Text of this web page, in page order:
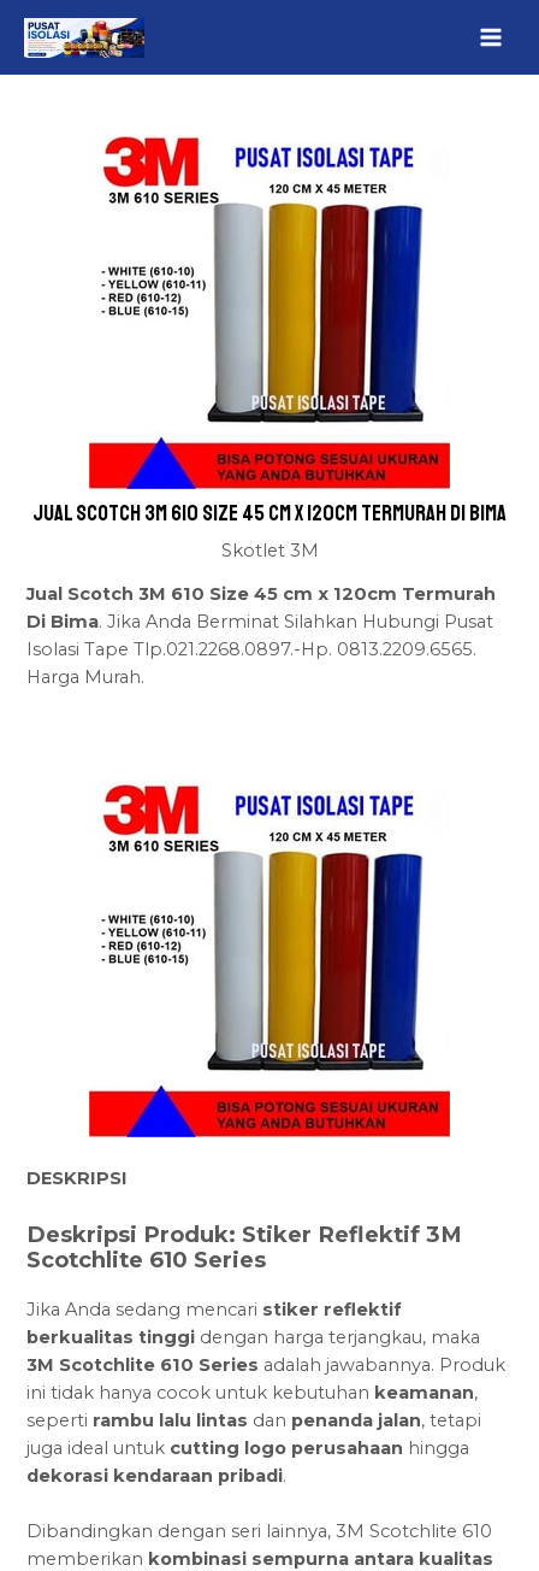
Jual Scotch 3M 610 Size 45 cm x 120cm Termurah Di Bima
Skotlet 3M
Jual Scotch 3M 610 Size 45 cm x 120cm Termurah
Di Bima. Jika Anda Berminat Silahkan Hubungi Pusat
Isolasi Tape Tlp.021.2268.0897.-Hp. 0813.2209.6565.
Harga Murah.
DESKRIPSI
Deskripsi Produk: Stiker Reflektif 3M
Scotchlite 610 Series
Jika Anda sedang mencari stiker reflektif
berkualitas tinggi dengan harga terjangkau, maka
3M Scotchlite 610 Series adalah jawabannya. Produk
ini tidak hanya cocok untuk kebutuhan keamanan,
seperti rambu lalu lintas dan penanda jalan, tetapi
juga ideal untuk cutting logo perusahaan hingga
dekorasi kendaraan pribadi.
Dibandingkan dengan seri lainnya, 3M Scotchlite 610
memberikan kombinasi sempurna antara kualitas
navigation